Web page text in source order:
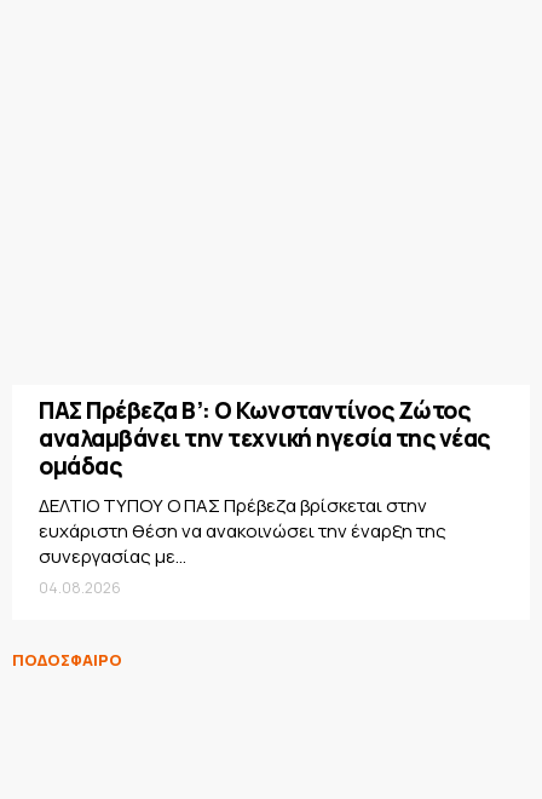
ΠΑΣ Πρέβεζα Β’: Ο Κωνσταντίνος Ζώτος
αναλαμβάνει την τεχνική ηγεσία της νέας
ομάδας
ΔΕΛΤΙΟ ΤΥΠΟΥ Ο ΠΑΣ Πρέβεζα βρίσκεται στην
ευχάριστη θέση να ανακοινώσει την έναρξη της
συνεργασίας με...
04.08.2026
ΠΟΔΟΣΦΑΙΡΟ